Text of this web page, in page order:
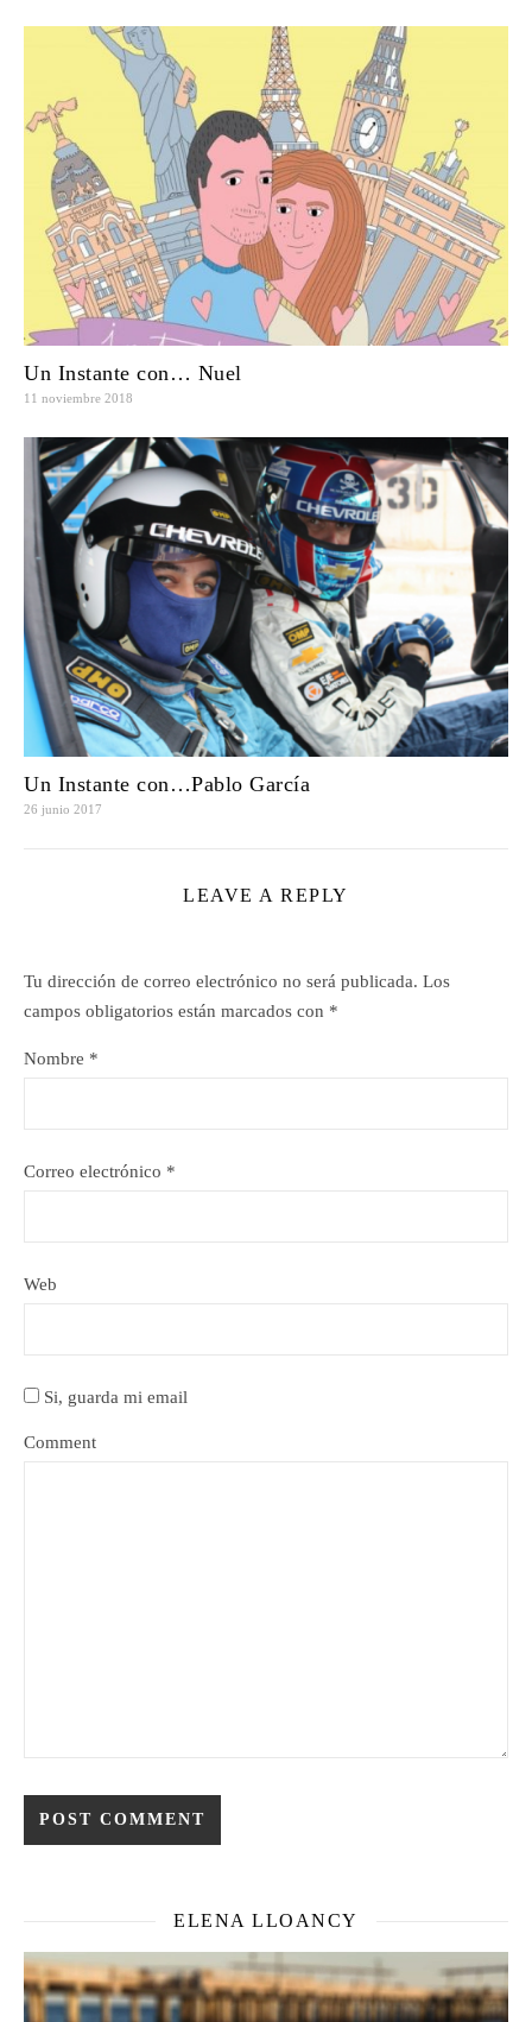
Un Instante con… Nuel
11 noviembre 2018
Un Instante con…Pablo García
26 junio 2017
LEAVE A REPLY
Tu dirección de correo electrónico no será publicada. Los
campos obligatorios están marcados con *
Nombre *
Correo electrónico *
Web
Si, guarda mi email
Comment
ELENA LLOANCY